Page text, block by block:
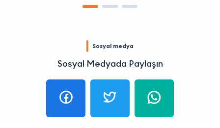
Sosyal medya
Sosyal Medyada Paylaşın